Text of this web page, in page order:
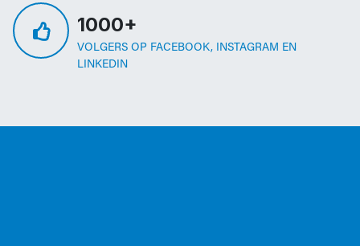
1000+
VOLGERS OP FACEBOOK, INSTAGRAM EN
LINKEDIN